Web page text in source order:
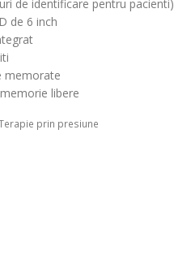
de identificare pentru pacienti)
de 6 inch
memorate
libere
prin presiune